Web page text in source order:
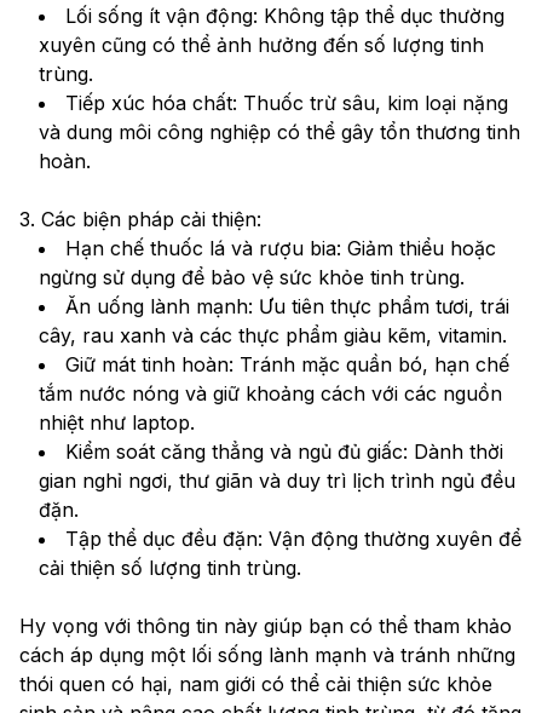
Lối sống ít vận động: Không tập thể dục thường
xuyên cũng có thể ảnh hưởng đến số lượng tinh
trùng.
Tiếp xúc hóa chất: Thuốc trừ sâu, kim loại nặng
và dung môi công nghiệp có thể gây tổn thương tinh
hoàn.
3. Các biện pháp cải thiện:
Hạn chế thuốc lá và rượu bia: Giảm thiểu hoặc
ngừng sử dụng để bảo vệ sức khỏe tinh trùng.
Ăn uống lành mạnh: Ưu tiên thực phẩm tươi, trái
cây, rau xanh và các thực phẩm giàu kẽm, vitamin.
Giữ mát tinh hoàn: Tránh mặc quần bó, hạn chế
tắm nước nóng và giữ khoảng cách với các nguồn
nhiệt như laptop.
Kiểm soát căng thẳng và ngủ đủ giấc: Dành thời
gian nghỉ ngơi, thư giãn và duy trì lịch trình ngủ đều
đặn.
Tập thể dục đều đặn: Vận động thường xuyên để
cải thiện số lượng tinh trùng.
Hy vọng với thông tin này giúp bạn có thể tham khảo
cách áp dụng một lối sống lành mạnh và tránh những
thói quen có hại, nam giới có thể cải thiện sức khỏe